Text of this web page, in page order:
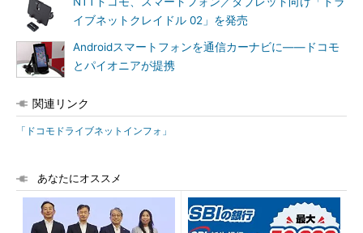
イブネットクレイドル 02」を発売
Androidスマートフォンを通信カーナビに――ドコモ
とパイオニアが提携
関連リンク
「ドコモドライブネットインフォ」
あなたにオススメ